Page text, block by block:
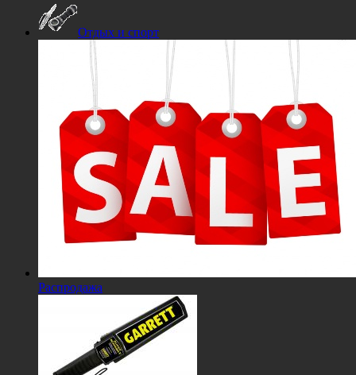
Отдых и спорт
Распродажа